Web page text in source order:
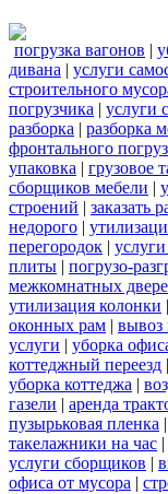
погрузка вагонов |
дивана | услуги
строительного
погрузчика | услуги
разборка | разборка
фронтального
упаковка | грузовое
сборщиков мебели |
строений | заказать
недорого |
перегородок |
плиты | погрузо-
межкомнатных
утилизация колонки |
оконных рам | вывоз
услуги | уборка
коттеджный переезд |
уборка коттеджа |
газели | аренда
пузырьковая пленка |
такелажники на час |
услуги сборщиков |
офиса от мусора |